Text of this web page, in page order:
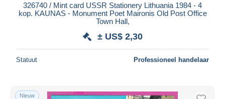
326740 / Mint card USSR Stationery Lithuania 1984 - 4
kop. KAUNAS - Monument Poet Maironis Old Post Office
Town Hall,
± US$ 2,30
Statuut Professioneel handelaar
Nieuw